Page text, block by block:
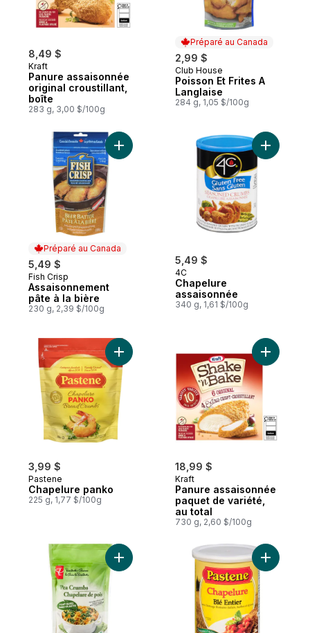
8,49 $
Kraft
Panure assaisonnée
original croustillant,
boîte
283 g, 3,00 $/100g
Préparé au Canada
2,99 $
Préparé au Canada
Club House
Poisson Et Frites A
Langlaise
284 g, 1,05 $/100g
Préparé au Canada
5,49 $
Préparé au Canada
Fish Crisp
Assaisonnement
pâte à la bière
230 g, 2,39 $/100g
Ajouter Assaisonnement pâte à la bière
5,49 $
4C
Chapelure
assaisonnée
340 g, 1,61 $/100g
Ajouter
3,99 $
Pastene
Chapelure panko
225 g, 1,77 $/100g
Ajouter Chapelure panko au panier
18,99 $
Kraft
Panure assaisonnée
paquet de variété,
au total
730 g, 2,60 $/100g
Ajouter
Ajouter Chapelure de pois À base de
Ajouter